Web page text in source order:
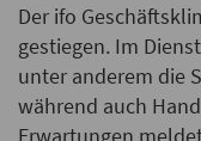
Der ifo
gestiegen. Im
unter anderem die
während auch
Erwartungen